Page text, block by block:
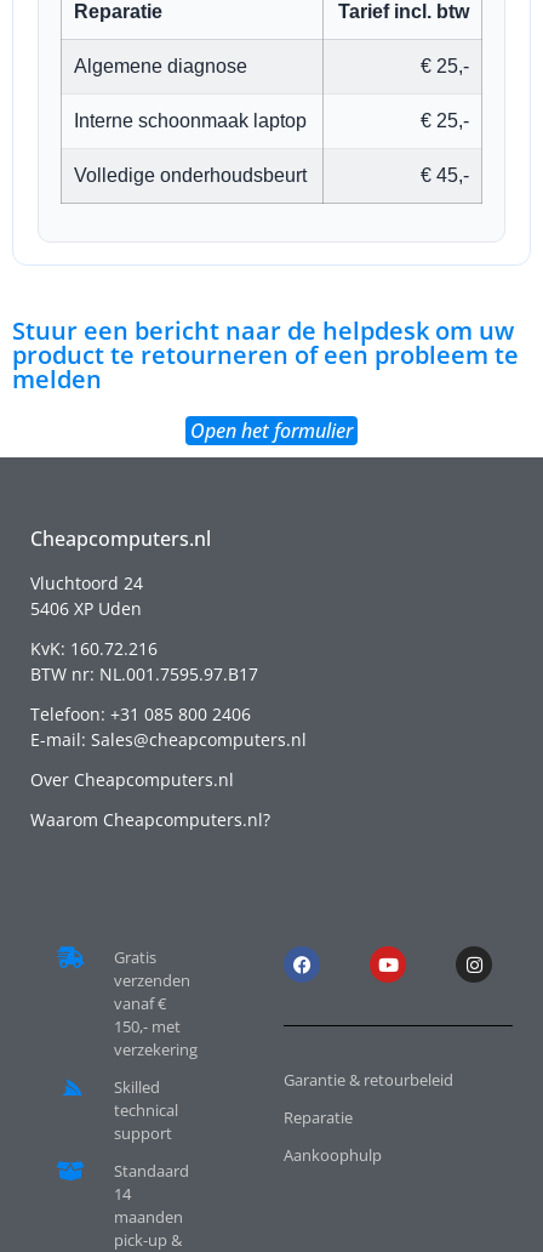
Reparatie Tarief incl. btw
Algemene diagnose € 25,-
Interne schoonmaak laptop € 25,-
Volledige onderhoudsbeurt € 45,-
Stuur een bericht naar de helpdesk om uw
product te retourneren of een probleem te
melden
Open het formulier
Cheapcomputers.nl
Vluchtoord 24
5406 XP Uden
KvK: 160.72.216
BTW nr: NL.001.7595.97.B17
Telefoon: +31 085 800 2406
E-mail: Sales@cheapcomputers.nl
Over Cheapcomputers.nl
Waarom Cheapcomputers.nl?
Gratis
verzenden
vanaf €
150,- met
verzekering
Skilled
technical
support
Standaard
14
maanden
pick-up &
Garantie & retourbeleid
Reparatie
Aankoophulp